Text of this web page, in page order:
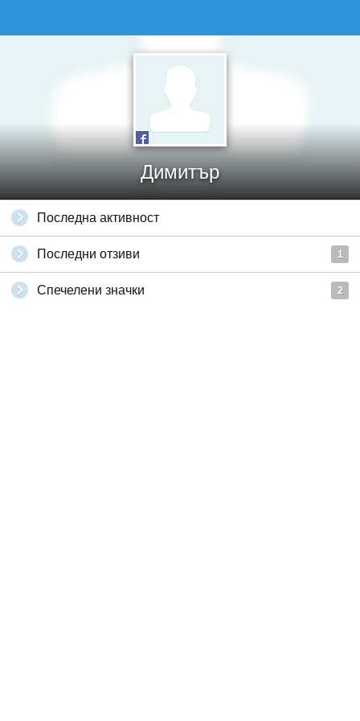
Димитър
Последна активност
Последни отзиви 1
Спечелени значки 2